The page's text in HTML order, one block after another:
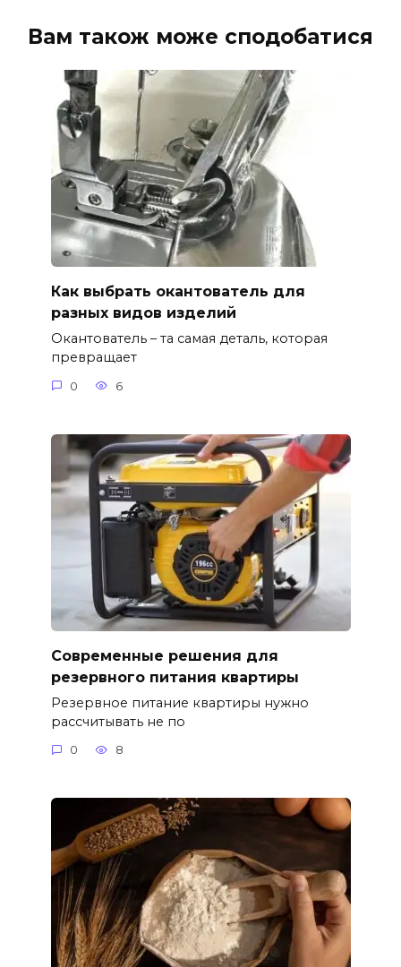
Вам також може сподобатися
Как выбрать окантователь для
разных видов изделий
Окантователь – та самая деталь, которая
превращает
0 6
Современные решения для
резервного питания квартиры
Резервное питание квартиры нужно
рассчитывать не по
0 8